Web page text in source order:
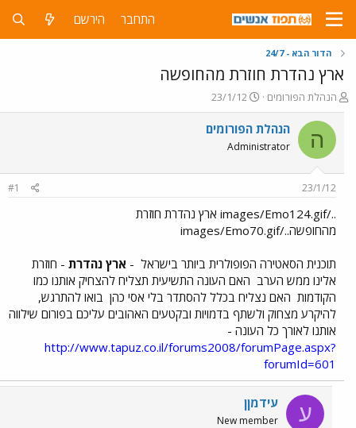
התחבר הירשם
הדור הבא - 24/7
ארץ נהדרת חוזרת מהחופשה
פ
ו
ת
ח
ה
ש
הנהלת הפורומים
פ
ו
ר
ם
ר
ך
23/1/12
ה הנהלת הפורומים
Administrator
23/1/12
#1
../images/Emo124.gif ארץ נהדרת חוזרת
מהחופשה../images/Emo70.gif
תוכנית הסאטירה הפופולרית ביותר בישראל - ארץ נהדרת - חוזרת
אלינו ממש הערב האם העונה התשיעית תצליח להצחיק אותנו כמו
הקודמות האם נצליח בכלל להסתדר בלי אסי כהן בואו להתרגש,
להיקרע מצחוק ולשתף בדמויות ובקטעים האהובים עליכם בפורום שילווה
אותנו לאורך כל העונה -
http://www.tapuz.co.il/forums2008/forumPage.aspx?
forumId=601
ע עידמןן
New member